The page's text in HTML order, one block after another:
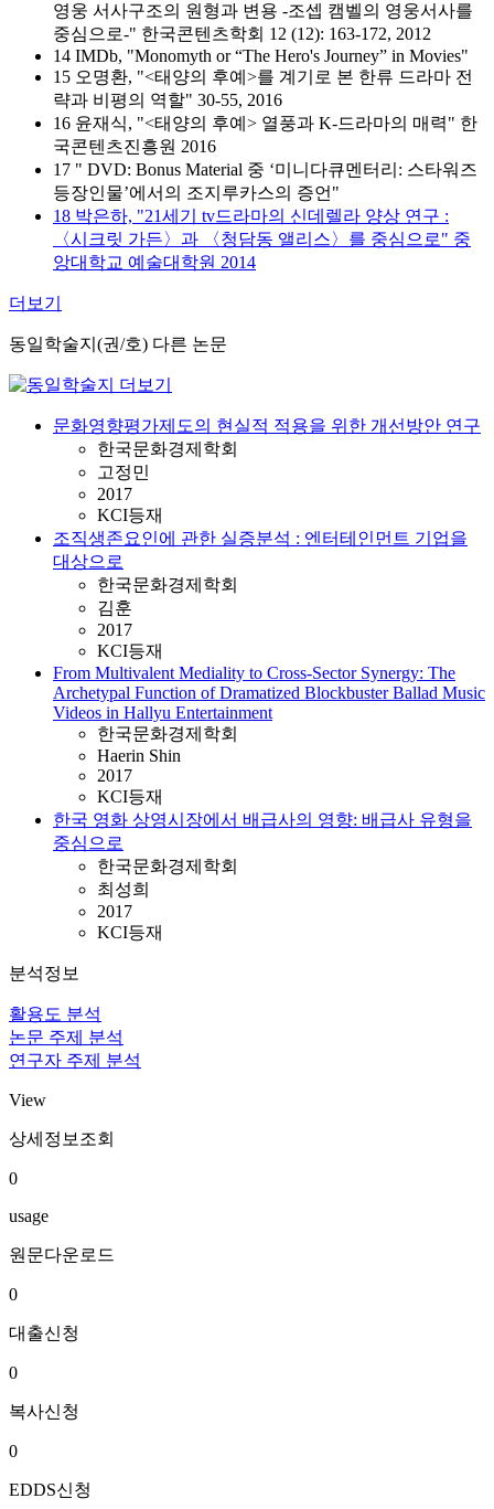
영웅 서사구조의 원형과 변용 -조셉 캠벨의 영웅서사를
중심으로-" 한국콘텐츠학회 12 (12): 163-172, 2012
14 IMDb, "Monomyth or “The Hero's Journey” in Movies"
15 오명환, "<태양의 후예>를 계기로 본 한류 드라마 전
략과 비평의 역할" 30-55, 2016
16 윤재식, "<태양의 후예> 열풍과 K-드라마의 매력" 한
국콘텐츠진흥원 2016
17 " DVD: Bonus Material 중 ‘미니다큐멘터리: 스타워즈
등장인물’에서의 조지루카스의 증언"
18 박은하, "21세기 tv드라마의 신데렐라 양상 연구 :
〈시크릿 가든〉과 〈청담동 앨리스〉를 중심으로" 중
앙대학교 예술대학원 2014
더보기
동일학술지(권/호) 다른 논문
문화영향평가제도의 현실적 적용을 위한 개선방안 연구
한국문화경제학회
고정민
2017
KCI등재
조직생존요인에 관한 실증분석 : 엔터테인먼트 기업을
대상으로
한국문화경제학회
김훈
2017
KCI등재
From Multivalent Mediality to Cross-Sector Synergy: The
Archetypal Function of Dramatized Blockbuster Ballad Music
Videos in Hallyu Entertainment
한국문화경제학회
Haerin Shin
2017
KCI등재
한국 영화 상영시장에서 배급사의 영향: 배급사 유형을
중심으로
한국문화경제학회
최성희
2017
KCI등재
분석정보
활용도 분석
논문 주제 분석
연구자 주제 분석
View
상세정보조회
0
usage
원문다운로드
0
대출신청
0
복사신청
0
EDDS신청